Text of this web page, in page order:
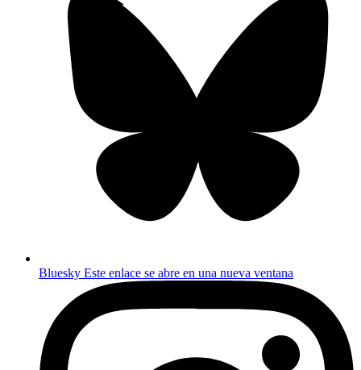
Bluesky Este enlace se abre en una nueva ventana